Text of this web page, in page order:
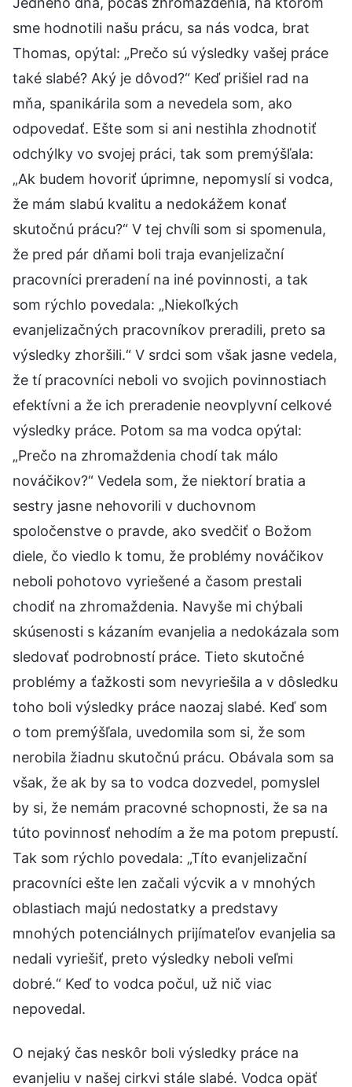
sme hodnotili našu prácu, sa nás vodca, brat
Thomas, opýtal: „Prečo sú výsledky vašej práce
také slabé? Aký je dôvod?“ Keď prišiel rad na
mňa, spanikárila som a nevedela som, ako
odpovedať. Ešte som si ani nestihla zhodnotiť
odchýlky vo svojej práci, tak som premýšľala:
„Ak budem hovoriť úprimne, nepomyslí si vodca,
že mám slabú kvalitu a nedokážem konať
skutočnú prácu?“ V tej chvíli som si spomenula,
že pred pár dňami boli traja evanjelizační
pracovníci preradení na iné povinnosti, a tak
som rýchlo povedala: „Niekoľkých
evanjelizačných pracovníkov preradili, preto sa
výsledky zhoršili.“ V srdci som však jasne vedela,
že tí pracovníci neboli vo svojich povinnostiach
efektívni a že ich preradenie neovplyvní celkové
výsledky práce. Potom sa ma vodca opýtal:
„Prečo na zhromaždenia chodí tak málo
nováčikov?“ Vedela som, že niektorí bratia a
sestry jasne nehovorili v duchovnom
spoločenstve o pravde, ako svedčiť o Božom
diele, čo viedlo k tomu, že problémy nováčikov
neboli pohotovo vyriešené a časom prestali
chodiť na zhromaždenia. Navyše mi chýbali
skúsenosti s kázaním evanjelia a nedokázala som
sledovať podrobností práce. Tieto skutočné
problémy a ťažkosti som nevyriešila a v dôsledku
toho boli výsledky práce naozaj slabé. Keď som
o tom premýšľala, uvedomila som si, že som
nerobila žiadnu skutočnú prácu. Obávala som sa
však, že ak by sa to vodca dozvedel, pomyslel
by si, že nemám pracovné schopnosti, že sa na
túto povinnosť nehodím a že ma potom prepustí.
Tak som rýchlo povedala: „Títo evanjelizační
pracovníci ešte len začali výcvik a v mnohých
oblastiach majú nedostatky a predstavy
mnohých potenciálnych prijímateľov evanjelia sa
nedali vyriešiť, preto výsledky neboli veľmi
dobré.“ Keď to vodca počul, už nič viac
nepovedal.
O nejaký čas neskôr boli výsledky práce na
evanjeliu v našej cirkvi stále slabé. Vodca opäť